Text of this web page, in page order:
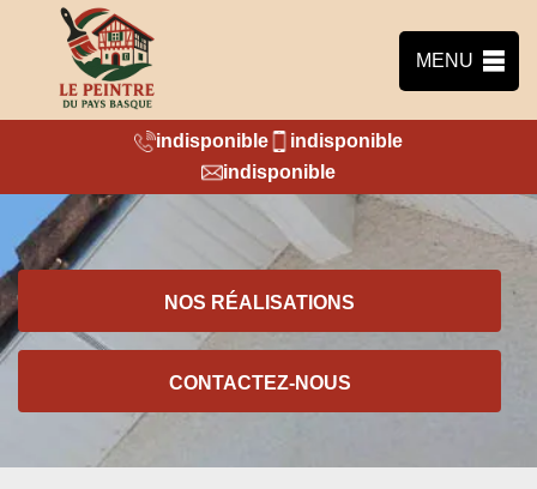
MENU
indisponible
indisponible
indisponible
NOS RÉALISATIONS
CONTACTEZ-NOUS